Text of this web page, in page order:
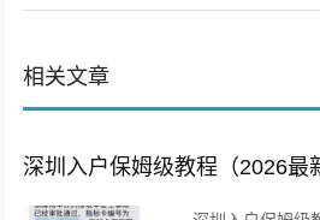
相关文章